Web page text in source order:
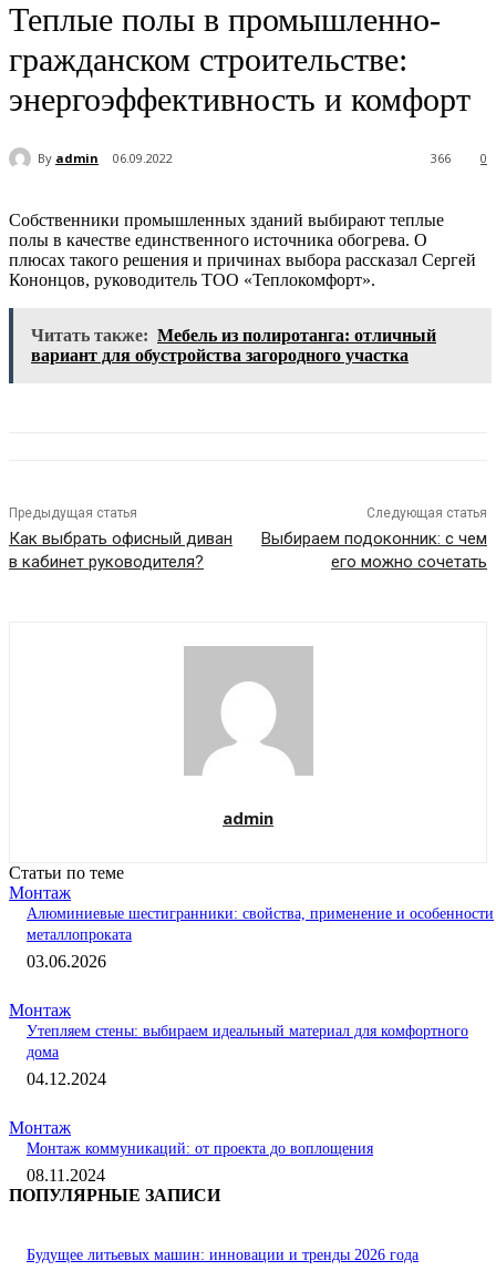
Теплые полы в промышленно-
гражданском строительстве:
энергоэффективность и комфорт
By admin 06.09.2022 0
366
Собственники промышленных зданий выбирают теплые
полы в качестве единственного источника обогрева. О
плюсах такого решения и причинах выбора рассказал Сергей
Кононцов, руководитель ТОО «Теплокомфорт».
Читать также: Мебель из полиротанга: отличный
вариант для обустройства загородного участка
Предыдущая статья
Как выбрать офисный диван
в кабинет руководителя?
Следующая статья
Выбираем подоконник: с чем
его можно сочетать
admin
Статьи по теме
Монтаж
Алюминиевые шестигранники: свойства, применение и особенности
металлопроката
03.06.2026
Монтаж
Утепляем стены: выбираем идеальный материал для комфортного
дома
04.12.2024
Монтаж
Монтаж коммуникаций: от проекта до воплощения
08.11.2024
ПОПУЛЯРНЫЕ ЗАПИСИ
Будущее литьевых машин: инновации и тренды 2026 года